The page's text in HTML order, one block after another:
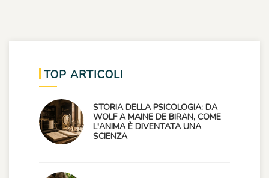
TOP ARTICOLI
STORIA DELLA PSICOLOGIA: DA
WOLF A MAINE DE BIRAN, COME
L'ANIMA È DIVENTATA UNA
SCIENZA